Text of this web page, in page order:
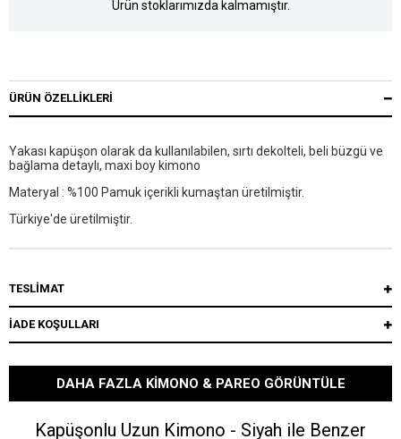
Ürün stoklarımızda kalmamıştır.
ÜRÜN ÖZELLIKLERI
Yakası kapüşon olarak da kullanılabilen, sırtı dekolteli, beli büzgü ve
bağlama detaylı, maxi boy kimono
Materyal : %100 Pamuk içerikli kumaştan üretilmiştir.
Türkiye'de üretilmiştir.
TESLİMAT
İADE KOŞULLARI
DAHA FAZLA KIMONO & PAREO GÖRÜNTÜLE
Kapüşonlu Uzun Kimono - Siyah ile Benzer